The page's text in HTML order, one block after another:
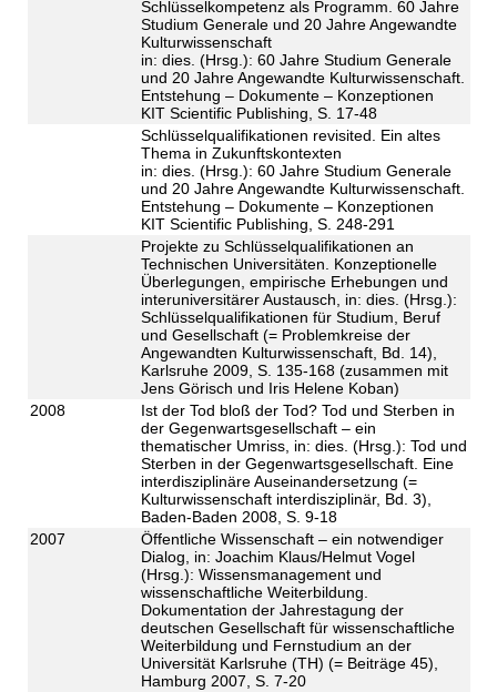
Schlüsselkompetenz als Programm. 60 Jahre
Studium Generale und 20 Jahre Angewandte
Kulturwissenschaft
in: dies. (Hrsg.): 60 Jahre Studium Generale
und 20 Jahre Angewandte Kulturwissenschaft.
Entstehung – Dokumente – Konzeptionen
KIT Scientific Publishing, S. 17-48
Schlüsselqualifikationen revisited. Ein altes
Thema in Zukunftskontexten
in: dies. (Hrsg.): 60 Jahre Studium Generale
und 20 Jahre Angewandte Kulturwissenschaft.
Entstehung – Dokumente – Konzeptionen
KIT Scientific Publishing, S. 248-291
Projekte zu Schlüsselqualifikationen an
Technischen Universitäten. Konzeptionelle
Überlegungen, empirische Erhebungen und
interuniversitärer Austausch, in: dies. (Hrsg.):
Schlüsselqualifikationen für Studium, Beruf
und Gesellschaft (= Problemkreise der
Angewandten Kulturwissenschaft, Bd. 14),
Karlsruhe 2009, S. 135-168 (zusammen mit
Jens Görisch und Iris Helene Koban)
2008
Ist der Tod bloß der Tod? Tod und Sterben in
der Gegenwartsgesellschaft – ein
thematischer Umriss, in: dies. (Hrsg.): Tod und
Sterben in der Gegenwartsgesellschaft. Eine
interdisziplinäre Auseinandersetzung (=
Kulturwissenschaft interdisziplinär, Bd. 3),
Baden-Baden 2008, S. 9-18
2007
Öffentliche Wissenschaft – ein notwendiger
Dialog, in: Joachim Klaus/Helmut Vogel
(Hrsg.): Wissensmanagement und
wissenschaftliche Weiterbildung.
Dokumentation der Jahrestagung der
deutschen Gesellschaft für wissenschaftliche
Weiterbildung und Fernstudium an der
Universität Karlsruhe (TH) (= Beiträge 45),
Hamburg 2007, S. 7-20